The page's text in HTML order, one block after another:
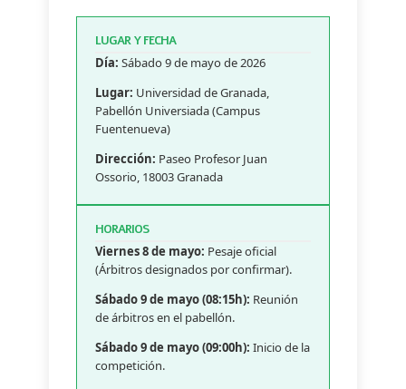
LUGAR Y FECHA
Día: Sábado 9 de mayo de 2026
Lugar: Universidad de Granada,
Pabellón Universiada (Campus
Fuentenueva)
Dirección: Paseo Profesor Juan
Ossorio, 18003 Granada
HORARIOS
Viernes 8 de mayo: Pesaje oficial
(Árbitros designados por confirmar).
Sábado 9 de mayo (08:15h): Reunión
de árbitros en el pabellón.
Sábado 9 de mayo (09:00h): Inicio de la
competición.